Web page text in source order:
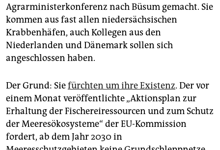
Agrarministerkonferenz nach Büsum gemacht. Sie
kommen aus fast allen niedersächsischen
Krabbenhäfen, auch Kollegen aus den
Niederlanden und Dänemark sollen sich
angeschlossen haben.
Der Grund: Siefürchten um ihre Existenz. Der vor
einem Monat veröffentlichte „Aktionsplan zur
Erhaltung der Fischereiressourcen und zum Schutz
der Meeresökosysteme“ der EU-Kommission
fordert, ab dem Jahr 2030 in